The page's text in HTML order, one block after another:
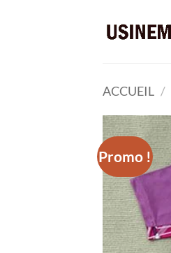
ACCUEIL /
Promo !